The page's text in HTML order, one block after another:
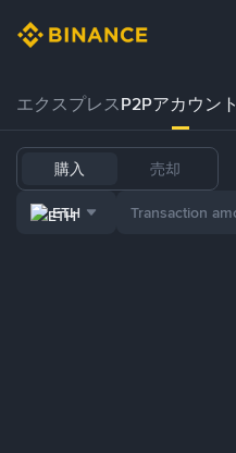
エクスプレスP2Pアカウント
購入 売却
ETH